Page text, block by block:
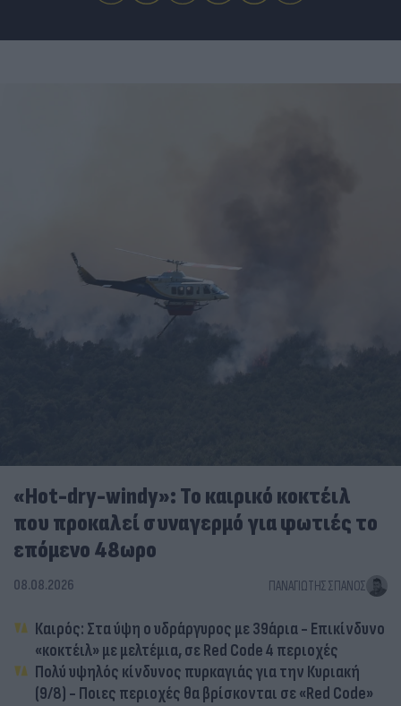
«Hot-dry-windy»: Το καιρικό κοκτέιλ
που προκαλεί συναγερμό για φωτιές το
επόμενο 48ωρο
08.08.2026 ΠΑΝΑΓΙΏΤΗΣ ΣΠΑΝΌΣ
Καιρός: Στα ύψη ο υδράργυρος με 39άρια - Επικίνδυνο
«κοκτέιλ» με μελτέμια, σε Red Code 4 περιοχές
Πολύ υψηλός κίνδυνος πυρκαγιάς για την Κυριακή
(9/8) - Ποιες περιοχές θα βρίσκονται σε «Red Code»